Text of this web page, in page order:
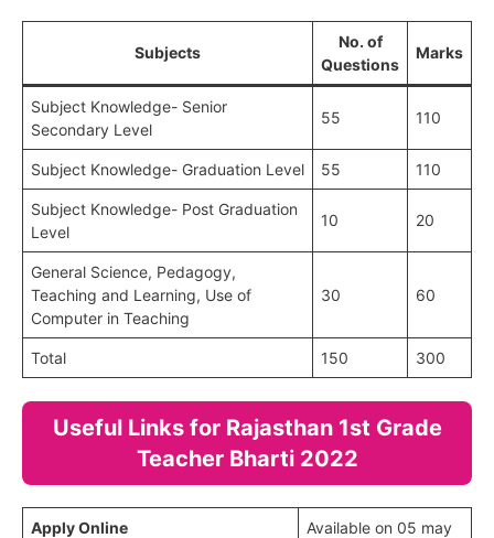
Subjects
No. of
Questions
Marks
Subject Knowledge- Senior
Secondary Level
55 110
Subject Knowledge- Graduation Level 55 110
Subject Knowledge- Post Graduation
Level
10 20
General Science, Pedagogy,
Teaching and Learning, Use of
Computer in Teaching
30 60
Total 150 300
Useful Links for Rajasthan 1st Grade
Teacher Bharti 2022
Apply Online Available on 05 may